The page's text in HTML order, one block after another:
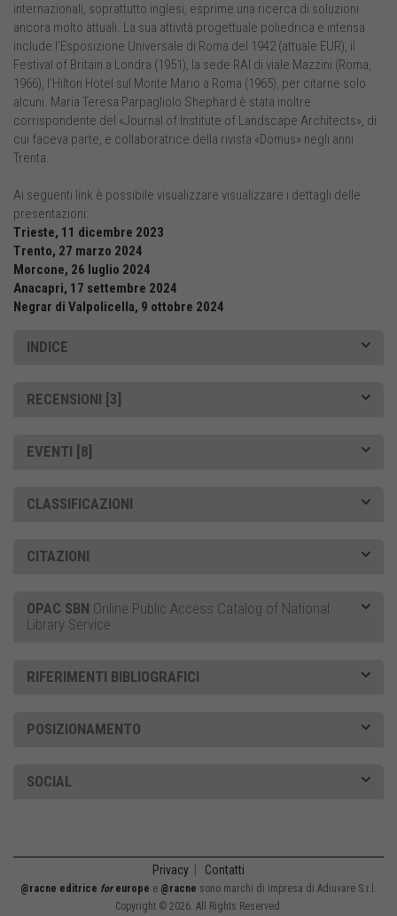
internazionali, soprattutto inglesi, esprime una ricerca di soluzioni
ancora molto attuali. La sua attività progettuale poliedrica e intensa
include l’Esposizione Universale di Roma del 1942 (attuale EUR), il
Festival of Britain a Londra (1951), la sede RAI di viale Mazzini (Roma,
1966), l’Hilton Hotel sul Monte Mario a Roma (1965), per citarne solo
alcuni. Maria Teresa Parpagliolo Shephard è stata inoltre
corrispondente del «Journal of Institute of Landscape Architects», di
cui faceva parte, e collaboratrice della rivista «Domus» negli anni
Trenta.
Ai seguenti link è possibile visualizzare visualizzare i dettagli delle
presentazioni:
Trieste, 11 dicembre 2023
Trento, 27 marzo 2024
Morcone, 26 luglio 2024
Anacapri, 17 settembre 2024
Negrar di Valpolicella, 9 ottobre 2024
INDICE
RECENSIONI [3]
EVENTI [8]
CLASSIFICAZIONI
CITAZIONI
OPAC SBN Online Public Access Catalog of National
Library Service
RIFERIMENTI BIBLIOGRAFICI
POSIZIONAMENTO
SOCIAL
Privacy Contatti
@racne editrice foreurope e @racne sono marchi di impresa di Adiuvare S.r.l.
Copyright © 2026. All Rights Reserved.